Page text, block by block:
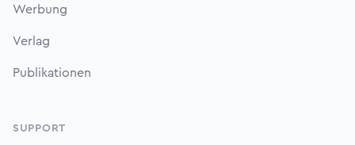
Werbung
Verlag
Publikationen
SUPPORT